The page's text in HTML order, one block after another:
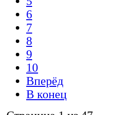
6
7
8
9
10
Вперёд
В конец